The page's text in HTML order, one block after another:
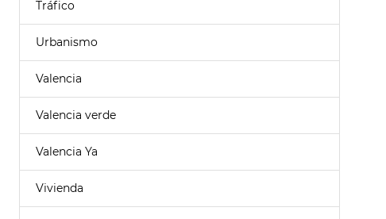
Tráfico
Urbanismo
Valencia
Valencia verde
Valencia Ya
Vivienda